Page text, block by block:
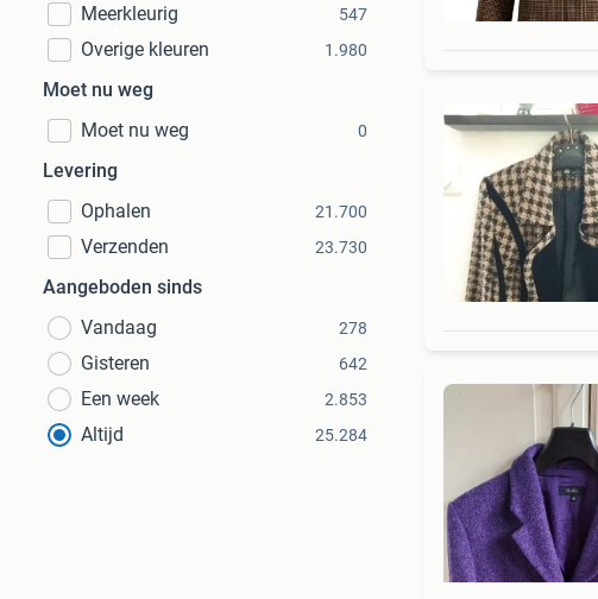
Meerkleurig 547
Overige kleuren 1.980
Moet nu weg
Moet nu weg
0
Levering
Ophalen
21.700
Verzenden 23.730
Aangeboden sinds
Vandaag
278
Gisteren 642
Een week 2.853
Altijd 25.284